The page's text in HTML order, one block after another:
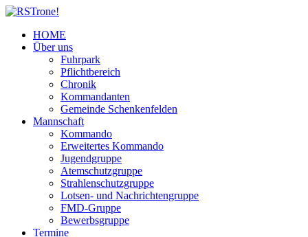
HOME
Über uns
Fuhrpark
Pflichtbereich
Chronik
Kommandanten
Gemeinde Schenkenfelden
Mannschaft
Kommando
Erweitertes Kommando
Jugendgruppe
Atemschutzgruppe
Strahlenschutzgruppe
Lotsen- und Nachrichtengruppe
FMD-Gruppe
Bewerbsgruppe
Termine